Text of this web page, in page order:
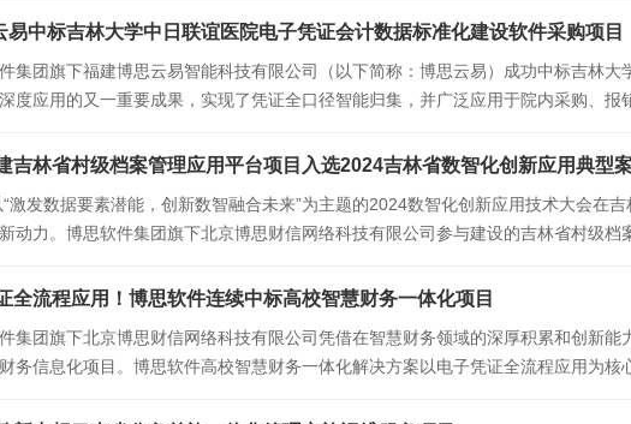
易中标吉林大学中日联谊医院电子凭证会计数据标准化建设软件采购项目
集团旗下福建博思云易智能科技有限公司（以下简称：博思云易）成功中标吉林
度应用的又一重要成果，实现了凭证全口径智能归集，并广泛应用于院内采购、
吉林省村级档案管理应用平台项目入选2024吉林省数智化创新应用典型
激发数据要素潜能，创新数智融合未来”为主题的2024数智化创新应用技术大会在
动力。博思软件集团旗下北京博思财信网络科技有限公司参与建设的吉林省村级
全流程应用！博思软件连续中标高校智慧财务一体化项目
集团旗下北京博思财信网络科技有限公司凭借在智慧财务领域的深厚积累和创新
务信息化项目。博思软件高校智慧财务一体化解决方案以电子凭证全流程应用为